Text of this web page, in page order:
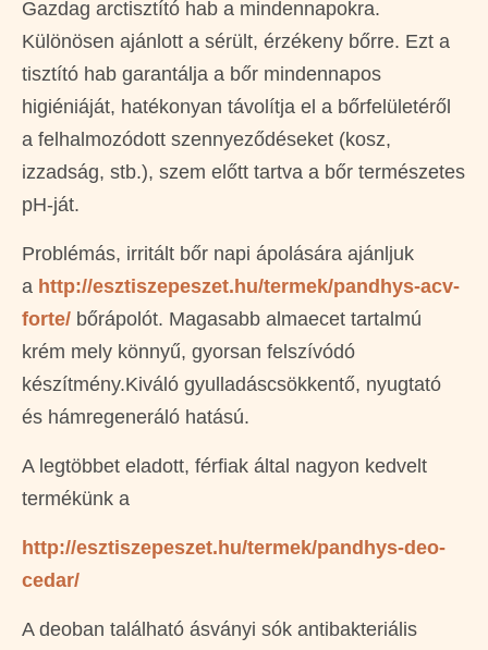
Gazdag arctisztító hab a mindennapokra.
Különösen ajánlott a sérült, érzékeny bőrre. Ezt a
tisztító hab garantálja a bőr mindennapos
higiéniáját, hatékonyan távolítja el a bőrfelületéről
a felhalmozódott szennyeződéseket (kosz,
izzadság, stb.), szem előtt tartva a bőr természetes
pH-ját.
Problémás, irritált bőr napi ápolására ajánljuk
a http://esztiszepeszet.hu/termek/pandhys-acv-
forte/ bőrápolót. Magasabb almaecet tartalmú
krém mely könnyű, gyorsan felszívódó
készítmény.Kiváló gyulladáscsökkentő, nyugtató
és hámregeneráló hatású.
A legtöbbet eladott, férfiak által nagyon kedvelt
termékünk a
http://esztiszepeszet.hu/termek/pandhys-deo-
cedar/
A deoban található ásványi sók antibakteriális